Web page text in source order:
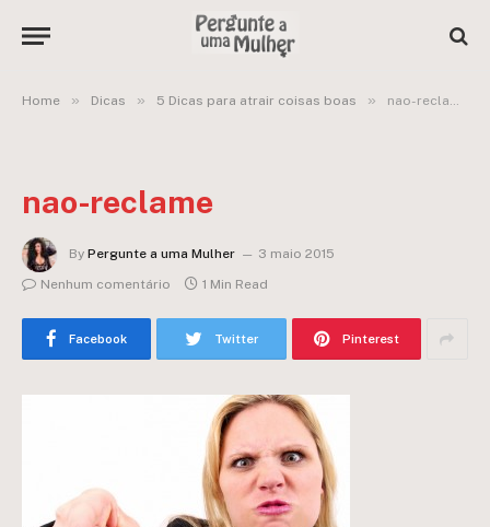
Home » Dicas » 5 Dicas para atrair coisas boas » nao-reclame
nao-reclame
By Pergunte a uma Mulher
3 maio 2015
Nenhum comentário
1 Min Read
Facebook Twitter Pinterest